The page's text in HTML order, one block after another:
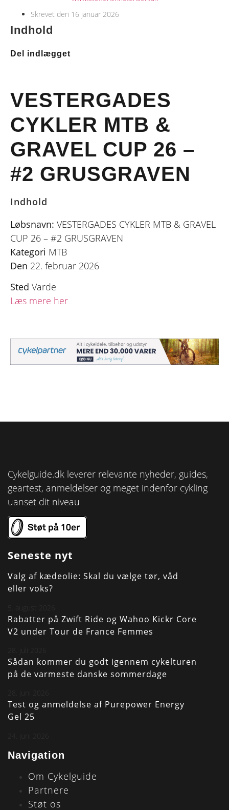
Skrevet den 16 januar 2026
Indhold
Del indlægget
VESTERGADES
CYKLER MTB &
GRAVEL CUP 26 –
#2 GRUSGRAVEN
Indhold
Løbsnavn: VESTERGADES CYKLER MTB & GRAVEL
CUP 26 – #2 GRUSGRAVEN
Kategori MTB
Den 22. februar 2026
Sted Varde
Læs mere her
Cykelguide.dk leverer relevante nyheder, guides,
geartest, anmeldelser og meget indenfor cykling
uanset dit niveau
Seneste nyt
Valg af kædeolie: Skal du vælge tør, våd
eller voks?
5. august 2026
Rabatter på Zwift Ride og Wahoo Kickr Core
V2 under Tour de France Femmes
28. juli 2026
Sådan kommer du godt igennem cykelturen
på de varmeste danske sommerdage
28. juni 2026
Test og anmeldelse af Purepower Energy
Gel 25
24. juni 2026
Navigation
Om Cykelguide
Partnere
Støt os